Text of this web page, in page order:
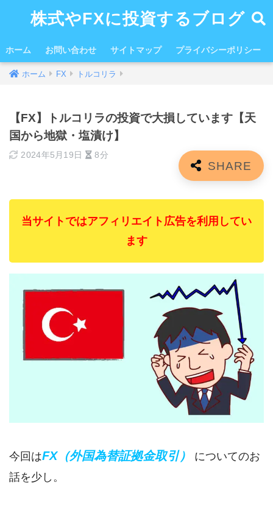
株式やFXに投資するブログ
ホーム お問い合わせ サイトマップ プライバシーポリシー
ホーム FX トルコリラ
【FX】トルコリラの投資で大損しています【天
国から地獄・塩漬け】
2024年5月19日 8分
当サイトではアフィリエイト広告を利用してい
ます
今回はFX（外国為替証拠金取引）
についてのお
話を少し。